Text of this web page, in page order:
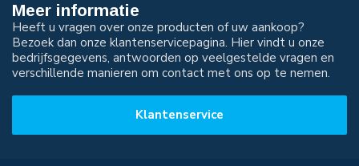
Meer informatie
Heeft u vragen over onze producten of uw aankoop?
Bezoek dan onze klantenservicepagina. Hier vindt u onze
bedrijfsgegevens, antwoorden op veelgestelde vragen en
verschillende manieren om contact met ons op te nemen.
Klantenservice